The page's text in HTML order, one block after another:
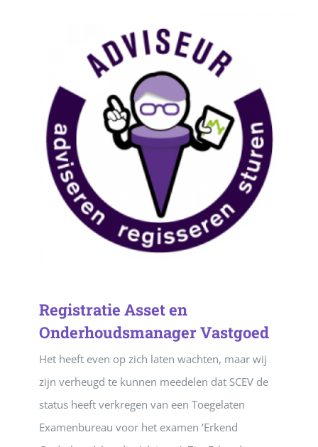
Registratie Asset en
Onderhoudsmanager Vastgoed
Het heeft even op zich laten wachten, maar wij
zijn verheugd te kunnen meedelen dat SCEV de
status heeft verkregen van een Toegelaten
Examenbureau voor het examen ‘Erkend